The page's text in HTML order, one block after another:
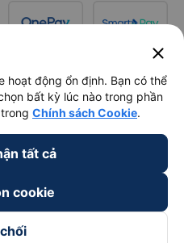
close
hoạt động ổn định. Bạn có thể
bất kỳ lúc nào trong phần
Chính sách Cookie.
tất cả
cookie